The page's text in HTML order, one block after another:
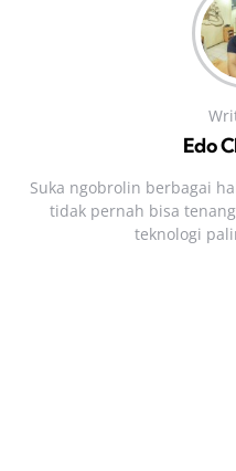
Edo
Suka ngobrolin berbagai
tidak pernah bisa
teknologi